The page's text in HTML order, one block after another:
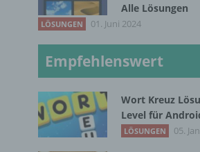
Alle Lösungen
LÖSUNGEN 01. Juni 2024
Empfehlenswert
Wort Kreuz
Level für
LÖSUNGEN 05.